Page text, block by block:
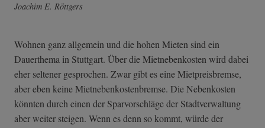
Joachim E. Röttgers
Wohnen ganz allgemein und die hohen Mieten sind ein
Dauerthema in Stuttgart. Über die Mietnebenkosten wird dabei
eher seltener gesprochen. Zwar gibt es eine Mietpreisbremse,
aber eben keine Mietnebenkostenbremse. Die Nebenkosten
könnten durch einen der Sparvorschläge der Stadtverwaltung
aber weiter steigen. Wenn es denn so kommt, würde der